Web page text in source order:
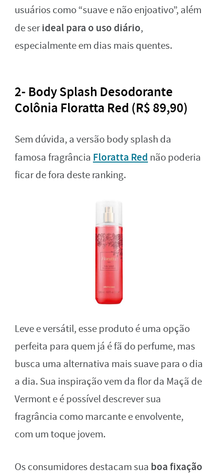
usuários como “suave e não enjoativo”, além
de serideal para o uso diário,
especialmente em dias mais quentes.
2- Body Splash Desodorante
Colônia Floratta Red (R$ 89,90)
Sem dúvida, a versão body splash da
famosa fragrância Floratta Red não poderia
ficar de fora deste ranking.
Leve e versátil, esse produto é uma opção
perfeita para quem já é fã do perfume, mas
busca uma alternativa mais suave para o dia
a dia. Sua inspiração vem da flor da Maçã de
Vermont e é possível descrever sua
fragrância como marcante e envolvente,
com um toque jovem.
Os consumidores destacam sua boa fixação